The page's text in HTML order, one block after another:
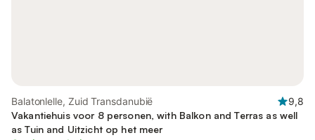
Balatonlelle, Zuid Transdanubië
9,8
Vakantiehuis voor 8 personen, with Balkon and Terras as well
as Tuin and Uitzicht op het meer